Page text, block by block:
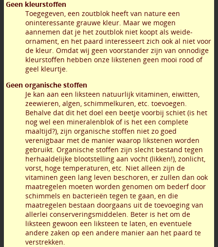
Geen kleurstoffen
Toegegeven, een zoutblok heeft van nature een
oninteressante grauwe kleur. Maar we mogen
aannemen dat je het zoutblok niet koopt als weide-
ornament, en het paard interesseert zich ook al niet voor
de kleur. Omdat wij geen voorstander zijn van onnodige
kleurstoffen hebben onze likstenen geen mooi rood of
geel kleurtje.
Geen organische stoffen
Je kan aan een liksteen natuurlijk vitaminen, eiwitten,
zeewieren, algen, schimmelkuren, etc. toevoegen.
Behalve dat dit het doel een beetje voorbij schiet (is het
nog wel een mineralenblok of is het een complete
maaltijd?), zijn organische stoffen niet zo goed
verenigbaar met de manier waarop likstenen worden
gebruikt. Organische stoffen zijn slecht bestand tegen
herhaaldelijke blootstelling aan vocht (likken!), zonlicht,
vorst, hoge temperaturen, etc. Niet alleen zijn de
vitaminen geen lang leven beschoren, er zullen dan ook
maatregelen moeten worden genomen om bederf door
schimmels en bacterieën tegen te gaan, en die
maatregelen bestaan doorgaans uit de toevoeging van
allerlei conserveringsmiddelen. Beter is het om de
liksteen gewoon een liksteen te laten, en eventuele
andere zaken op een andere manier aan het paard te
verstrekken.